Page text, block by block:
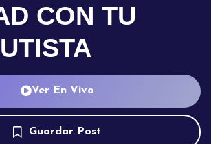
CON TU
Ver En Vivo
Guardar Post